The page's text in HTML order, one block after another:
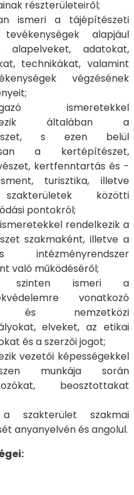
részterületeiről;
ismeri a tájépítészeti
alapjául
alapelveket, adatokat,
technikákat, valamint
végzésének
ismeretekkel
általában a
s ezen belül
a kertépítészet,
kertfenntartás és -
turisztika, illetve
közötti
pontokról;
rendelkezik a
szakmaként, illetve a
intézményrendszer
való működéséről;
szinten ismeri a
vonatkozó
és nemzetközi
elveket, az etikai
és a szerzői jogot;
vezetői képességekkel
munkája során
beosztottakat
szakterület szakmai
anyanyelvén és angolul.